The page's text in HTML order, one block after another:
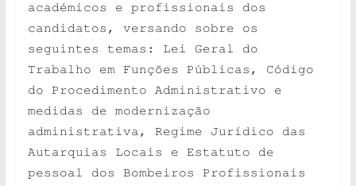
académicos e profissionais dos
candidatos, versando sobre os
seguintes temas: Lei Geral do
Trabalho em Funções Públicas, Código
do Procedimento Administrativo e
medidas de modernização
administrativa, Regime Jurídico das
Autarquias Locais e Estatuto de
pessoal dos Bombeiros Profissionais